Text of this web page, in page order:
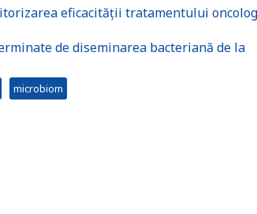
eficacității tratamentului
de diseminarea bacteriană de la
microbiom